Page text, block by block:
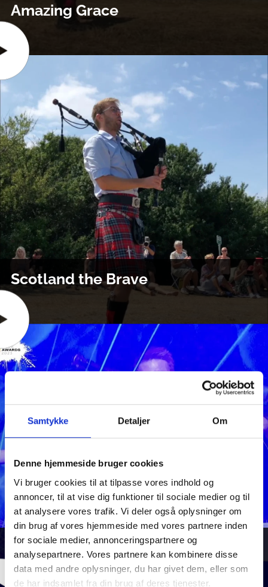
Samtykke Detaljer Om
Denne hjemmeside bruger cookies
Vi bruger cookies til at tilpasse vores indhold og
annoncer, til at vise dig funktioner til sociale medier og til
at analysere vores trafik. Vi deler også oplysninger om
din brug af vores hjemmeside med vores partnere inden
for sociale medier, annonceringspartnere og
analysepartnere. Vores partnere kan kombinere disse
data med andre oplysninger, du har givet dem, eller som
de har indsamlet fra din brug af deres tjenester.
Amazing Grace
Scotland the Brave
Club Awards show